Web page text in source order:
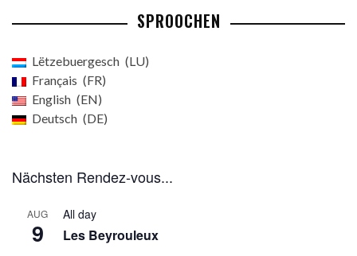
SPROOCHEN
Lëtzebuergesch
LU
Français
FR
English
EN
Deutsch
DE
Nächsten Rendez-vous...
AUG
9
All day
Les Beyrouleux